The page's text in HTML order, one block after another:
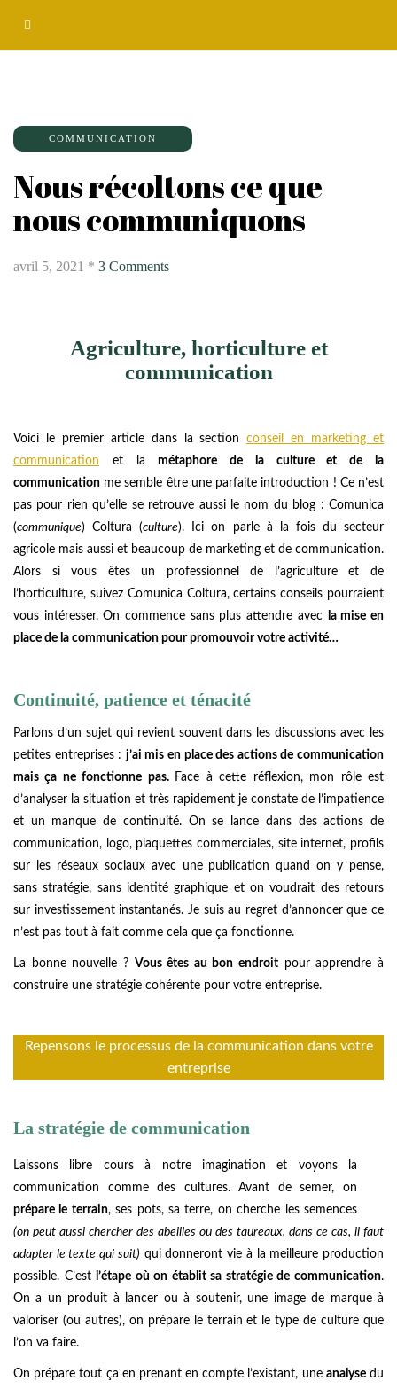
COMMUNICATION
Nous récoltons ce que
nous communiquons
avril 5, 2021 * 3 Comments
Agriculture, horticulture et
communication
Voici le premier article dans la sectionconseil en marketing et
communication et lamétaphore de la culture et de la
communication me semble être une parfaite introduction ! Ce n’est
pas pour rien qu’elle se retrouve aussi le nom du blog : Comunica
(communique) Coltura (culture). Ici on parle à la fois du secteur
agricole mais aussi et beaucoup de marketing et de communication.
Alors si vous êtes un professionnel de l’agriculture et de
l’horticulture, suivez Comunica Coltura, certains conseils pourraient
vous intéresser. On commence sans plus attendre avec
la mise en
place de la communication pour promouvoir votre activité…
Continuité, patience et ténacité
Parlons d’un sujet qui revient souvent dans les discussions avec les
petites entreprises : j’ai mis en place des actions de communication
mais ça ne fonctionne pas. Face à cette réflexion, mon rôle est
d’analyser la situation et très rapidement je constate de l’impatience
et un manque de continuité. On se lance dans des actions de
communication, logo, plaquettes commerciales, site internet, profils
sur les réseaux sociaux avec une publication quand on y pense,
sans stratégie, sans identité graphique et on voudrait des retours
sur investissement instantanés. Je suis au regret d’annoncer que ce
n’est pas tout à fait comme cela que ça fonctionne.
La bonne nouvelle ? Vous êtes au bon endroit pour apprendre à
construire une stratégie cohérente pour votre entreprise.
Repensons le processus de la communication dans votre
entreprise
La stratégie de communication
Laissons libre cours à notre imagination et voyons la
communication comme des cultures. Avant de semer, on
prépare le terrain, ses pots, sa terre, on cherche les semences
(on peut aussi chercher des abeilles ou des taureaux, dans ce cas, il faut
adapter le texte qui suit) qui donneront vie à la meilleure production
possible. C’est l’étape où on établit sa stratégie de communication.
On a un produit à lancer ou à soutenir, une image de marque à
valoriser (ou autres), on prépare le terrain et le type de culture que
l’on va faire.
On prépare tout ça en prenant en compte l’existant, une analysedu